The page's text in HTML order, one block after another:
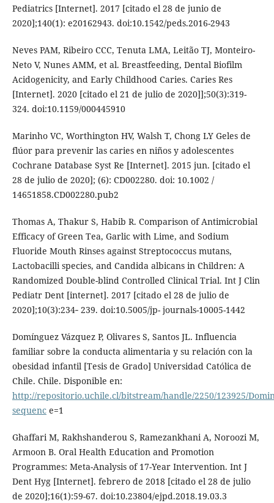
Pediatrics [Internet]. 2017 [citado el 28 de junio de
2020];140(1): e20162943. doi:10.1542/peds.2016-2943
Neves PAM, Ribeiro CCC, Tenuta LMA, Leitão TJ, Monteiro-
Neto V, Nunes AMM, et al. Breastfeeding, Dental Biofilm
Acidogenicity, and Early Childhood Caries. Caries Res
[Internet]. 2020 [citado el 21 de julio de 2020]];50(3):319-
324. doi:10.1159/000445910
Marinho VC, Worthington HV, Walsh T, Chong LY Geles de
flúor para prevenir las caries en niños y adolescentes
Cochrane Database Syst Re [Internet]. 2015 jun. [citado el
28 de julio de 2020]; (6): CD002280. doi: 10.1002 /
14651858.CD002280.pub2
Thomas A, Thakur S, Habib R. Comparison of Antimicrobial
Efficacy of Green Tea, Garlic with Lime, and Sodium
Fluoride Mouth Rinses against Streptococcus mutans,
Lactobacilli species, and Candida albicans in Children: A
Randomized Double-blind Controlled Clinical Trial. Int J Clin
Pediatr Dent [internet]. 2017 [citado el 28 de julio de
2020];10(3):234‐ 239. doi:10.5005/jp- journals-10005-1442
Domínguez Vázquez P, Olivares S, Santos JL. Influencia
familiar sobre la conducta alimentaria y su relación con la
obesidad infantil [Tesis de Grado] Universidad Católica de
Chile. Chile. Disponible en:
http://repositorio.uchile.cl/bitstream/handle/2250/123925/
sequence=1
Ghaffari M, Rakhshanderou S, Ramezankhani A, Noroozi M,
Armoon B. Oral Health Education and Promotion
Programmes: Meta-Analysis of 17-Year Intervention. Int J
Dent Hyg [Internet]. febrero de 2018 [citado el 28 de julio
de 2020];16(1):59-67. doi:10.23804/ejpd.2018.19.03.3